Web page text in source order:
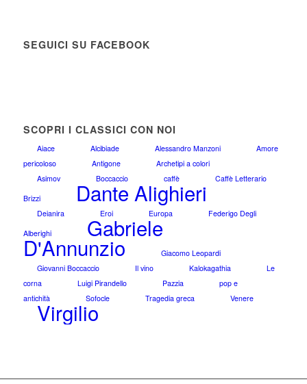
SEGUICI SU FACEBOOK
SCOPRI I CLASSICI CON NOI
Aiace Alcibiade Alessandro Manzoni
Amore
pericoloso
Antigone
Archetipi a colori
Asimov
Boccaccio caffè
Caffè Letterario
Brizzi
Dante Alighieri
Deianira Eroi Europa
Federigo Degli
Alberighi
Gabriele
D'Annunzio
Giacomo Leopardi
Giovanni Boccaccio
Il vino Kalokagathia
Le
corna
Luigi Pirandello Pazzia
pop e
antichità
Sofocle Tragedia greca Venere
Virgilio